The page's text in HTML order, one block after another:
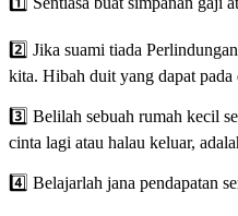
2️⃣ Jika suami tiada
kita. Hibah duit yang dapat pada
3️⃣ Belilah sebuah rumah kecil
cinta lagi atau halau keluar,
4️⃣ Belajarlah jana pendapatan